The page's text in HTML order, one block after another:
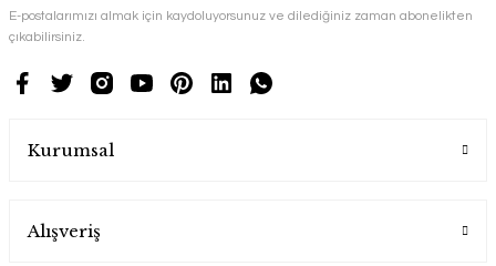
E-postalarımızı almak için kaydoluyorsunuz ve dilediğiniz zaman abonelikten
çıkabilirsiniz.
Kurumsal
Alışveriş